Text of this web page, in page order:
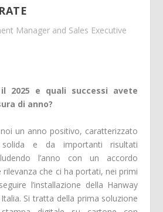
Manager and Sales Executive
2025 e quali successi avete
di anno?
un anno positivo, caratterizzato
e da importanti risultati
l’anno con un accordo
che ci ha portati, nei primi
l’installazione della Hanway
Si tratta della prima soluzione